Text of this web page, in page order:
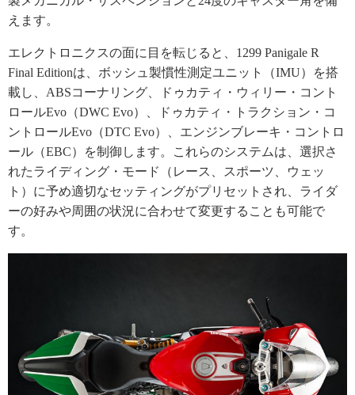
えます。
エレクトロニクスの面に目を転じると、1299 Panigale R
Final Editionは、ボッシュ製慣性測定ユニット（IMU）を搭
載し、ABSコーナリング、ドゥカティ・ウィリー・コント
ロールEvo（DWC Evo）、ドゥカティ・トラクション・コ
ントロールEvo（DTC Evo）、エンジンブレーキ・コントロ
ール（EBC）を制御します。これらのシステムは、選択さ
れたライディング・モード（レース、スポーツ、ウェッ
ト）に予め適切なセッティングがプリセットされ、ライダ
ーの好みや周囲の状況に合わせて変更することも可能で
す。